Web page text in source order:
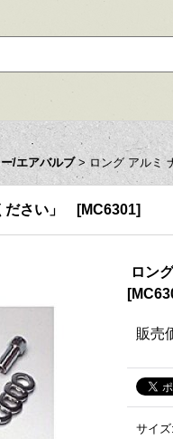
/エアバルブ > ロング アルミ
さい」 [MC6301]
ロン
[
販売
サイズ: